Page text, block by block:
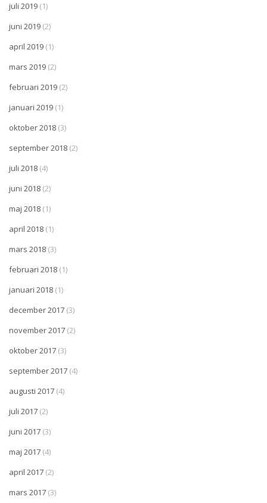
juli 2019 (1)
juni 2019 (2)
april 2019 (1)
mars 2019 (2)
februari 2019 (2)
januari 2019 (1)
oktober 2018 (3)
september 2018 (2)
juli 2018 (4)
juni 2018 (2)
maj 2018 (1)
april 2018 (1)
mars 2018 (3)
februari 2018 (1)
januari 2018 (1)
december 2017 (3)
november 2017 (2)
oktober 2017 (3)
september 2017 (4)
augusti 2017 (4)
juli 2017 (2)
juni 2017 (3)
maj 2017 (4)
april 2017 (2)
mars 2017 (3)